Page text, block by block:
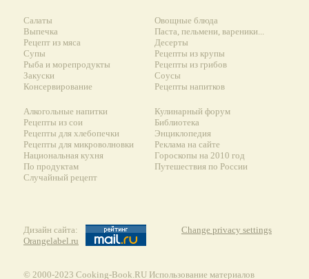
Салаты
Выпечка
Рецепт из мяса
Супы
Рыба и морепродукты
Закуски
Консервирование
Овощные блюда
Паста, пельмени, вареники...
Десерты
Рецепты из крупы
Рецепты из грибов
Соусы
Рецепты напитков
Алкогольные напитки
Рецепты из сои
Рецепты для хлебопечки
Рецепты для микроволновки
Национальная кухня
По продуктам
Случайный рецепт
Кулинарный форум
Библиотека
Энциклопедия
Реклама на сайте
Гороскопы на 2010 год
Путешествия по России
Дизайн сайта:
Orangelabel.ru
Change privacy settings
© 2000-2023 Сooking-Book.RU Использование материалов